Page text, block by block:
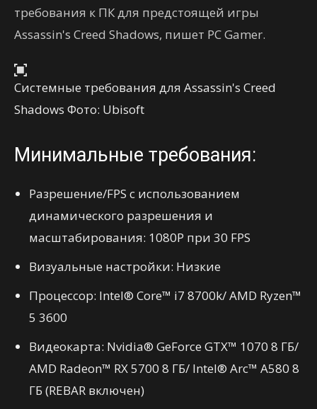
требования к ПК для предстоящей игры
Assassin's Creed Shadows, пишет PC Gamer.
Системные требования для Assassin's Creed
Shadows Фото: Ubisoft
Минимальные требования:
Разрешение/FPS с использованием
динамического разрешения и
масштабирования: 1080P при 30 FPS
Визуальные настройки: Низкие
Процессор: Intel® Core™ i7 8700k/ AMD Ryzen™
5 3600
Видеокарта: Nvidia® GeForce GTX™ 1070 8 ГБ/
AMD Radeon™ RX 5700 8 ГБ/ Intel® Arc™ A580 8
ГБ (REBAR включен)